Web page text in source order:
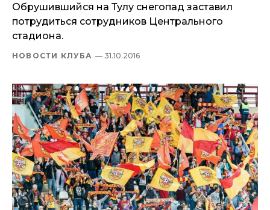
Обрушившийся на Тулу снегопад заставил
потрудиться сотрудников Центрального
стадиона.
НОВОСТИ КЛУБА — 31.10.2016